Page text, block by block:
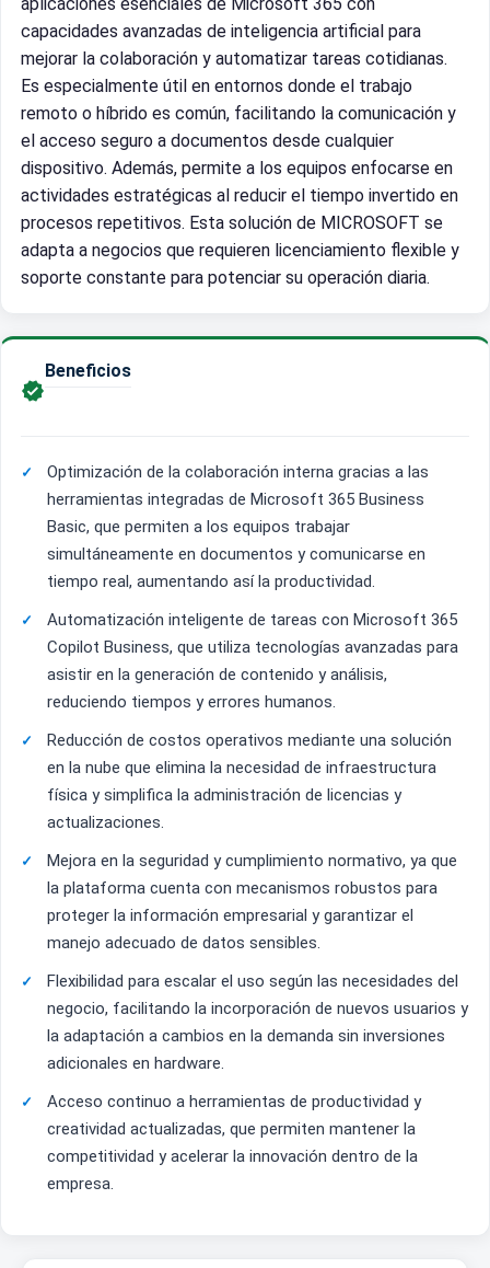
capacidades avanzadas de inteligencia artificial para
mejorar la colaboración y automatizar tareas cotidianas.
Es especialmente útil en entornos donde el trabajo
remoto o híbrido es común, facilitando la comunicación y
el acceso seguro a documentos desde cualquier
dispositivo. Además, permite a los equipos enfocarse en
actividades estratégicas al reducir el tiempo invertido en
procesos repetitivos. Esta solución de MICROSOFT se
adapta a negocios que requieren licenciamiento flexible y
soporte constante para potenciar su operación diaria.

Beneficios
Optimización de la colaboración interna gracias a las
herramientas integradas de Microsoft 365 Business
Basic, que permiten a los equipos trabajar
simultáneamente en documentos y comunicarse en
tiempo real, aumentando así la productividad.
Automatización inteligente de tareas con Microsoft 365
Copilot Business, que utiliza tecnologías avanzadas para
asistir en la generación de contenido y análisis,
reduciendo tiempos y errores humanos.
Reducción de costos operativos mediante una solución
en la nube que elimina la necesidad de infraestructura
física y simplifica la administración de licencias y
actualizaciones.
Mejora en la seguridad y cumplimiento normativo, ya que
la plataforma cuenta con mecanismos robustos para
proteger la información empresarial y garantizar el
manejo adecuado de datos sensibles.
Flexibilidad para escalar el uso según las necesidades del
negocio, facilitando la incorporación de nuevos usuarios y
la adaptación a cambios en la demanda sin inversiones
adicionales en hardware.
Acceso continuo a herramientas de productividad y
creatividad actualizadas, que permiten mantener la
competitividad y acelerar la innovación dentro de la
empresa.